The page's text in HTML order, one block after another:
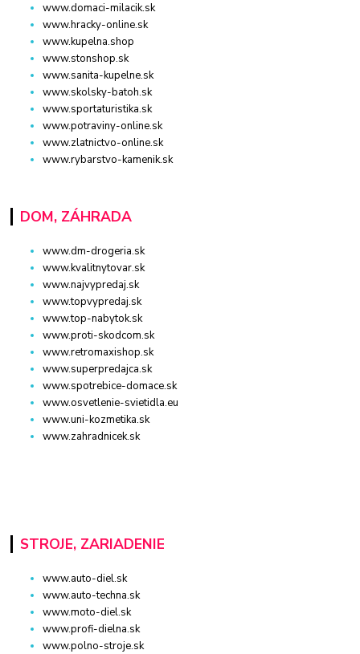
www.domaci-milacik.sk
www.hracky-online.sk
www.kupelna.shop
www.stonshop.sk
www.sanita-kupelne.sk
www.skolsky-batoh.sk
www.sportaturistika.sk
www.potraviny-online.sk
www.zlatnictvo-online.sk
www.rybarstvo-kamenik.sk
DOM, ZÁHRADA
www.dm-drogeria.sk
www.kvalitnytovar.sk
www.najvypredaj.sk
www.topvypredaj.sk
www.top-nabytok.sk
www.proti-skodcom.sk
www.retromaxishop.sk
www.superpredajca.sk
www.spotrebice-domace.sk
www.osvetlenie-svietidla.eu
www.uni-kozmetika.sk
www.zahradnicek.sk
STROJE, ZARIADENIE
www.auto-diel.sk
www.auto-techna.sk
www.moto-diel.sk
www.profi-dielna.sk
www.polno-stroje.sk